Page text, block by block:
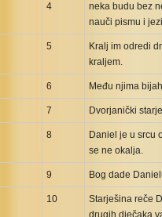
French Louis Segond Bible
Gaelic (Manx) Selections
Georgian Gospels Acts James
German Luther 1912 Bible
Greek NT Byzantine Majority
Greek NT Textus Receptus
Greek NT Wescott-Hort
4
neka budu bez
nauči pismu i
5
Kralj im odredi
kraljem.
6 Među njima
7 Dvorjanički
8
Daniel je u srcu
se ne okalja.
9 Bog dade
10
Starješina reče
drugih dječaka